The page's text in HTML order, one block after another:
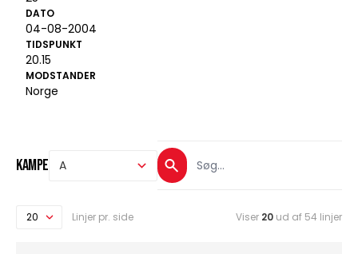
DATO
04-08-2004
TIDSPUNKT
20.15
MODSTANDER
Norge
Kampe
Linjer pr. side Viser 20 ud af 54 linjer